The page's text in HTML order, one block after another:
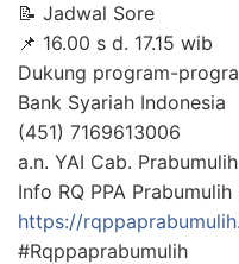
📝 Jadwal Sore
📌 16.00 s d. 17.15 wib
Dukung program-
Bank Syariah Indonesia
(451) 7169613006
a.n. YAI Cab. Prabumulih
Info RQ PPA
https://
#Rqppaprabumulih